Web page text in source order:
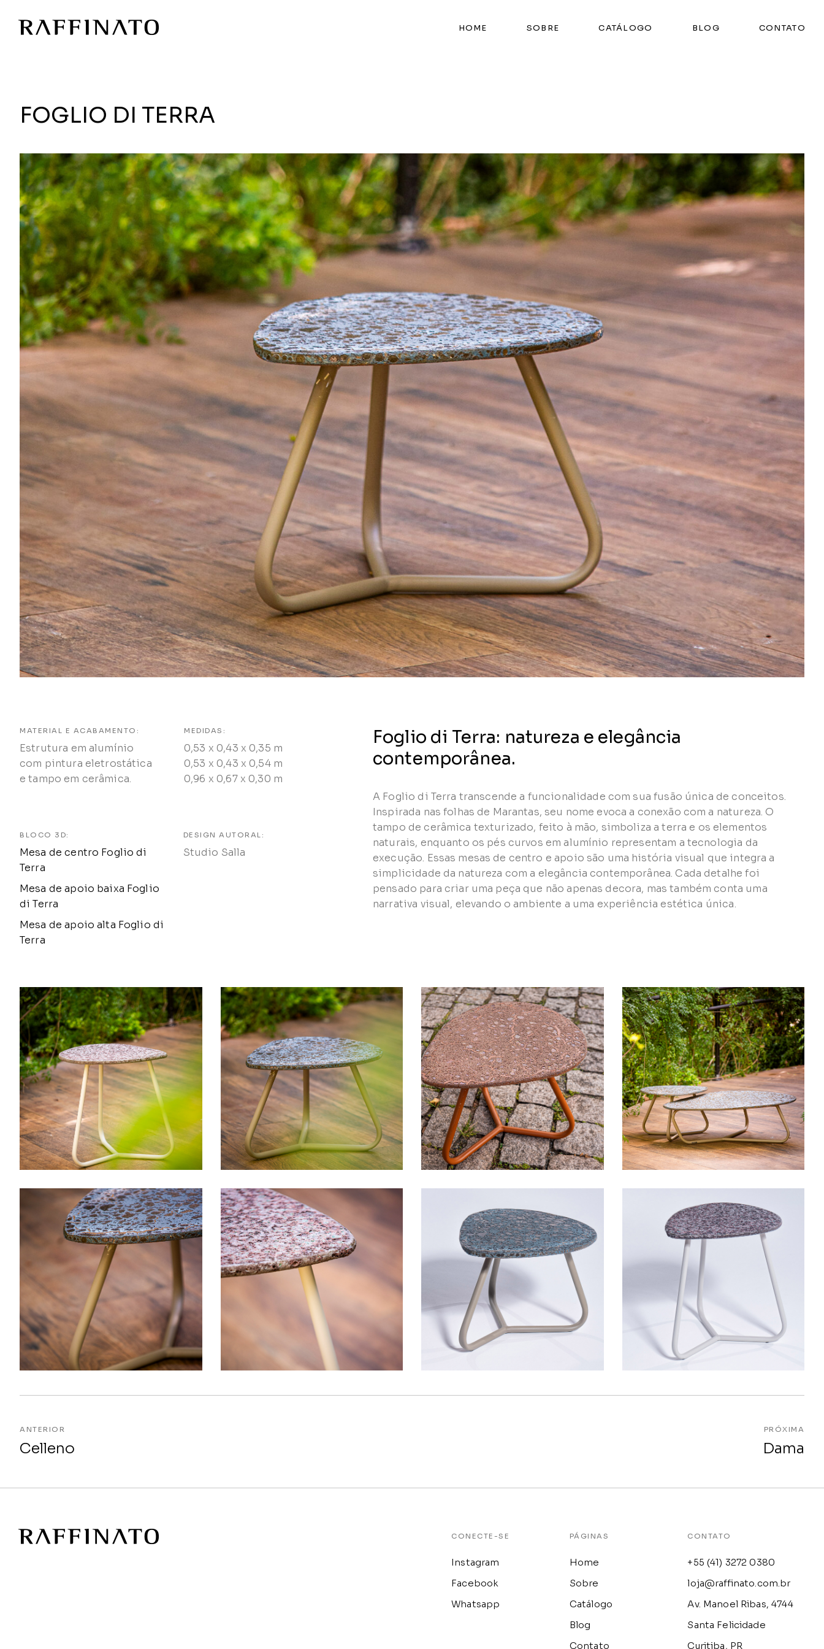
HOME SOBRE CATÁLOGO BLOG CONTATO
FOGLIO DI TERRA
MATERIAL E ACABAMENTO:
Estrutura em alumínio
com pintura eletrostática
e tampo em cerâmica.
MEDIDAS:
0,53 x 0,43 x 0,35 m
0,53 x 0,43 x 0,54 m
0,96 x 0,67 x 0,30 m
BLOCO 3D:
Mesa de centro Foglio di
Terra
Mesa de apoio baixa Foglio
di Terra
Mesa de apoio alta Foglio di
Terra
DESIGN AUTORAL:
Studio Salla
Foglio di Terra: natureza e elegância
contemporânea.
A Foglio di Terra transcende a funcionalidade com sua fusão única de conceitos.
Inspirada nas folhas de Marantas, seu nome evoca a conexão com a natureza. O
tampo de cerâmica texturizado, feito à mão, simboliza a terra e os elementos
naturais, enquanto os pés curvos em alumínio representam a tecnologia da
execução. Essas mesas de centro e apoio são uma história visual que integra a
simplicidade da natureza com a elegância contemporânea. Cada detalhe foi
pensado para criar uma peça que não apenas decora, mas também conta uma
narrativa visual, elevando o ambiente a uma experiência estética única.
ANTERIOR
Celleno
PRÓXIMA
Dama
CONECTE-SE
Instagram
Facebook
Whatsapp
PÁGINAS
Home
Sobre
Catálogo
Blog
Contato
CONTATO
+55 (41) 3272 0380
loja@raffinato.com.br
Av. Manoel Ribas, 4744
Santa Felicidade
Curitiba, PR